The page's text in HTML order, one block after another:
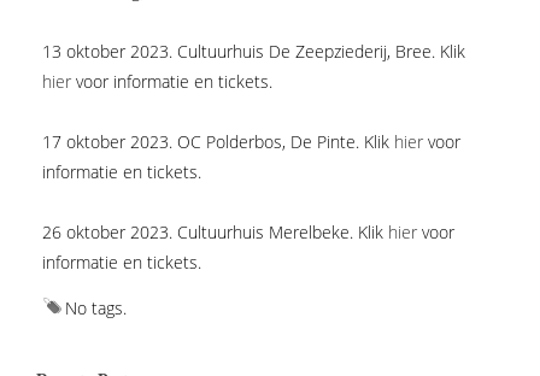
13 oktober 2023. Cultuurhuis De Zeepziederij, Bree. Klik
hier voor informatie en tickets.
17 oktober 2023. OC Polderbos, De Pinte. Klik hier voor
informatie en tickets.
26 oktober 2023. Cultuurhuis Merelbeke. Klik hier voor
informatie en tickets.
No tags.